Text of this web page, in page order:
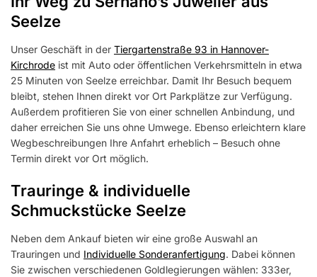
Seelze
Unser Geschäft in der Tiergartenstraße 93 in Hannover-
Kirchrode ist mit Auto oder öffentlichen Verkehrsmitteln in etwa
25 Minuten von Seelze erreichbar. Damit Ihr Besuch bequem
bleibt, stehen Ihnen direkt vor Ort Parkplätze zur Verfügung.
Außerdem profitieren Sie von einer schnellen Anbindung, und
daher erreichen Sie uns ohne Umwege. Ebenso erleichtern klare
Wegbeschreibungen Ihre Anfahrt erheblich – Besuch ohne
Termin direkt vor Ort möglich.
Trauringe & individuelle
Schmuckstücke Seelze
Neben dem Ankauf bieten wir eine große Auswahl an
Trauringen und Individuelle Sonderanfertigung. Dabei können
Sie zwischen verschiedenen Goldlegierungen wählen: 333er,